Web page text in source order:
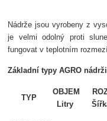
Nádrže jsou vyrobeny z
je velmi odolný proti
fungovat v teplotním
Základní typy AGRO
TYP
OBJEM
Litry